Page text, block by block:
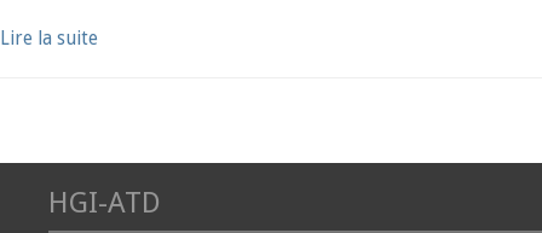
Lire la suite
HGI-ATD